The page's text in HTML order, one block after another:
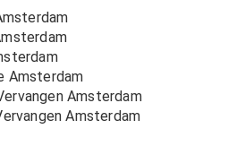
Amsterdam
Amsterdam
Amsterdam